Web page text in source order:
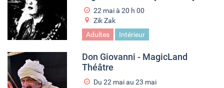
22 mai à 20 h 00
Zik Zak
Adultes
Intérieur
Don Giovanni - MagicLand
Théâtre
Du 22 mai au 23 mai